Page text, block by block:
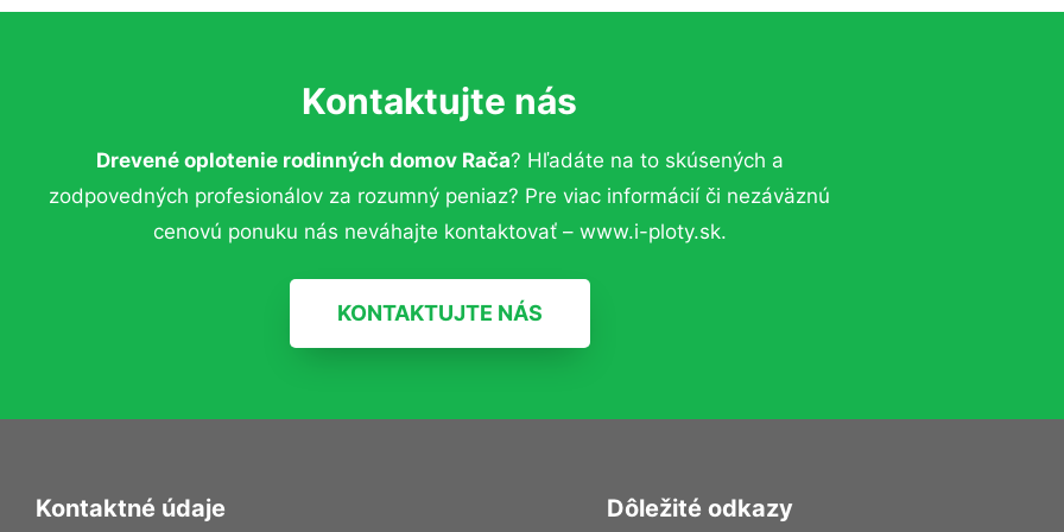
Kontaktujte nás
Drevené oplotenie rodinných domov Rača? Hľadáte na to skúsených a
zodpovedných profesionálov za rozumný peniaz? Pre viac informácií či nezáväznú
cenovú ponuku nás neváhajte kontaktovať – www.i-ploty.sk.
KONTAKTUJTE NÁS
Kontaktné údaje Dôležité odkazy